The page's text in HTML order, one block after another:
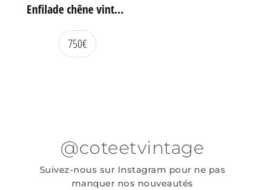
Enfilade chêne vintage portes coulissantes
750€
@coteetvintage
Suivez-nous sur Instagram pour ne pas
manquer nos nouveautés